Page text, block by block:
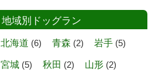
地域別ドッグラン
北海道 (6) 青森 (2) 岩手 (5)
宮城 (5) 秋田 (2) 山形 (2)